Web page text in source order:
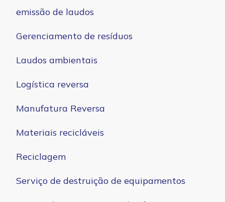
emissão de laudos
Gerenciamento de resíduos
Laudos ambientais
Logística reversa
Manufatura Reversa
Materiais recicláveis
Reciclagem
Serviço de destruição de equipamentos